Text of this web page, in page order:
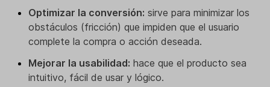
Optimizar la conversión: sirve para minimizar los
obstáculos (fricción) que impiden que el usuario
complete la compra o acción deseada.
Mejorar la usabilidad: hace que el producto sea
intuitivo, fácil de usar y lógico.